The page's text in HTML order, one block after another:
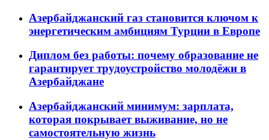
Азербайджанский газ становится ключом к
энергетическим амбициям Турции в Европе
Диплом без работы: почему образование не
гарантирует трудоустройство молодёжи в
Азербайджане
Азербайджанский минимум: зарплата,
которая покрывает выживание, но не
самостоятельную жизнь